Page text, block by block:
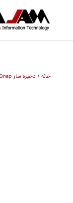
خانه/ ذخیره ساز Qnap